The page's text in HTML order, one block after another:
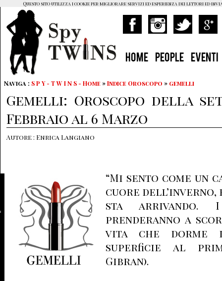
HOME PEOPLE EVENTI
Naviga : S P Y - T W I N S - Home »Indice Oroscopo » gemelli
Gemelli: Oroscopo della
Febbraio al 6 Marzo
Autore : Enrica Langiano
“Mi sento come un
cuore dell’inverno,
sta arrivando.
prenderanno a
vita che dorme
superficie al
Gibran).
Questo sito utilizza i cookie per migliorare servizi ed esperienza dei lettori ed